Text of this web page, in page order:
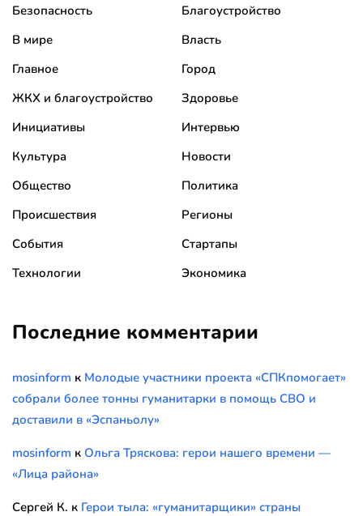
Безопасность
Благоустройство
В мире
Власть
Главное
Город
ЖКХ и благоустройство
Здоровье
Инициативы
Интервью
Культура
Новости
Общество
Политика
Происшествия
Регионы
События
Стартапы
Технологии
Экономика
Последние комментарии
mosinform к Молодые участники проекта «СПКпомогает»
собрали более тонны гуманитарки в помощь СВО и
доставили в «Эспаньолу»
mosinform к Ольга Тряскова: герои нашего времени —
«Лица района»
Сергей К. к Герои тыла: «гуманитарщики» страны